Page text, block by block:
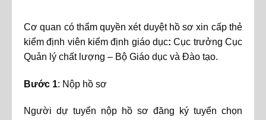
Cơ quan có thẩm quyền xét duyệt hồ sơ xin cấp thẻ
kiểm định viên kiểm định giáo dục:Cục trưởng Cục
Quản lý chất lượng – Bộ Giáo dục và Đào tạo.
Bước 1: Nộp hồ sơ
Người dự tuyển nộp hồ sơ đăng ký tuyển chọn